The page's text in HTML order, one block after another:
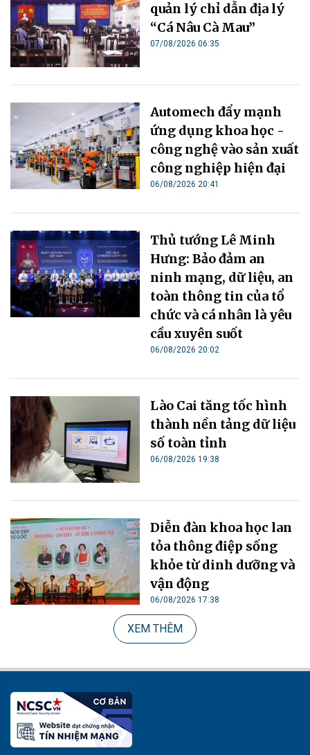
quản lý chỉ dẫn địa lý
“Cá Nâu Cà Mau”
07/08/2026 06:35
Automech đẩy mạnh
ứng dụng khoa học -
công nghệ vào sản xuất
công nghiệp hiện đại
06/08/2026 20:41
Thủ tướng Lê Minh
Hưng: Bảo đảm an
ninh mạng, dữ liệu, an
toàn thông tin của tổ
chức và cá nhân là yêu
cầu xuyên suốt
06/08/2026 20:02
Lào Cai tăng tốc hình
thành nền tảng dữ liệu
số toàn tỉnh
06/08/2026 19:38
Diễn đàn khoa học lan
tỏa thông điệp sống
khỏe từ dinh dưỡng và
vận động
06/08/2026 17:38
XEM THÊM